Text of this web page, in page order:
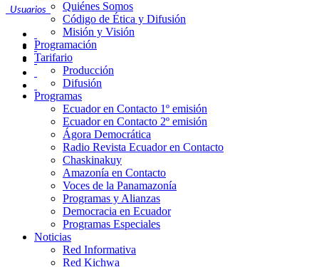
Usuarios
Quiénes Somos
Código de Ética y Difusión
Misión y Visión
Programación
Tarifario
Producción
Difusión
Programas
Ecuador en Contacto 1º emisión
Ecuador en Contacto 2º emisión
Ágora Democrática
Radio Revista Ecuador en Contacto
Chaskinakuy
Amazonía en Contacto
Voces de la Panamazonía
Programas y Alianzas
Democracia en Ecuador
Programas Especiales
Noticias
Red Informativa
Red Kichwa